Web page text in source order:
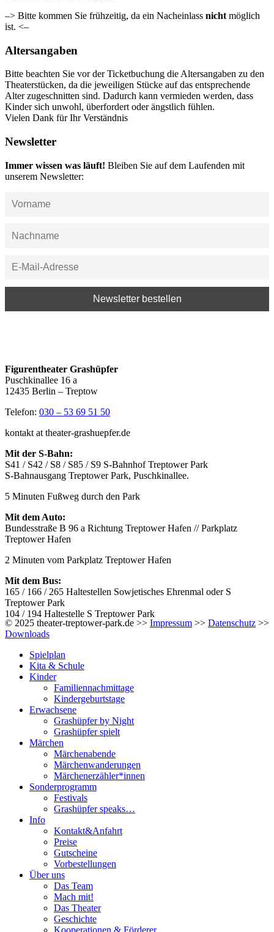
–> Bitte kommen Sie frühzeitig, da ein Nacheinlass nicht möglich
ist. <–
Altersangaben
Bitte beachten Sie vor der Ticketbuchung die Altersangaben zu den
Theaterstücken, da die jeweiligen Stücke auf das entsprechende
Alter zugeschnitten sind. Dadurch kann vermieden werden, dass
Kinder sich unwohl, überfordert oder ängstlich fühlen.
Vielen Dank für Ihr Verständnis
Newsletter
Immer wissen was läuft! Bleiben Sie auf dem Laufenden mit
unserem Newsletter:
Figurentheater Grashüpfer
Puschkinallee 16 a
12435 Berlin – Treptow
Telefon: 030 – 53 69 51 50
kontakt at theater-grashuepfer.de
Mit der S-Bahn:
S41 / S42 / S8 / S85 / S9 S-Bahnhof Treptower Park
S-Bahnausgang Treptower Park, Puschkinallee.
5 Minuten Fußweg durch den Park
Mit dem Auto:
Bundesstraße B 96 a Richtung Treptower Hafen // Parkplatz
Treptower Hafen
2 Minuten vom Parkplatz Treptower Hafen
Mit dem Bus:
165 / 166 / 265 Haltestellen Sowjetisches Ehrenmal oder S
Treptower Park
104 / 194 Haltestelle S Treptower Park
© 2025 theater-treptower-park.de >> Impressum >> Datenschutz >>
Downloads
Spielplan
Kita & Schule
Kinder
Familiennachmittage
Kindergeburtstage
Erwachsene
Grashüpfer by Night
Grashüpfer spielt
Märchen
Märchenabende
Märchenwanderungen
Märchenerzähler*innen
Sonderprogramm
Festivals
Grashüpfer speaks…
Info
Kontakt&Anfahrt
Preise
Gutscheine
Vorbestellungen
Über uns
Das Team
Mach mit!
Das Theater
Geschichte
Kooperationen & Förderer